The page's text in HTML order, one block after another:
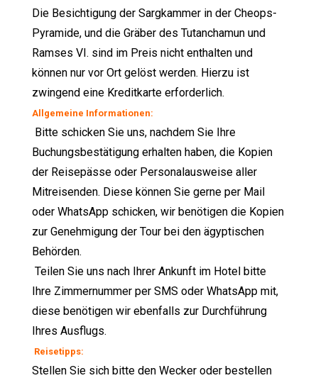
Die Besichtigung der Sargkammer in der Cheops-
Pyramide, und die Gräber des Tutanchamun und
Ramses VI. sind im Preis nicht enthalten und
können nur vor Ort gelöst werden. Hierzu ist
zwingend eine Kreditkarte erforderlich.
Allgemeine Informationen:
Bitte schicken Sie uns, nachdem Sie Ihre
Buchungsbestätigung erhalten haben, die Kopien
der Reisepässe oder Personalausweise aller
Mitreisenden. Diese können Sie gerne per Mail
oder WhatsApp schicken, wir benötigen die Kopien
zur Genehmigung der Tour bei den ägyptischen
Behörden.
Teilen Sie uns nach Ihrer Ankunft im Hotel bitte
Ihre Zimmernummer per SMS oder WhatsApp mit,
diese benötigen wir ebenfalls zur Durchführung
Ihres Ausflugs.
Reisetipps:
Stellen Sie sich bitte den Wecker oder bestellen